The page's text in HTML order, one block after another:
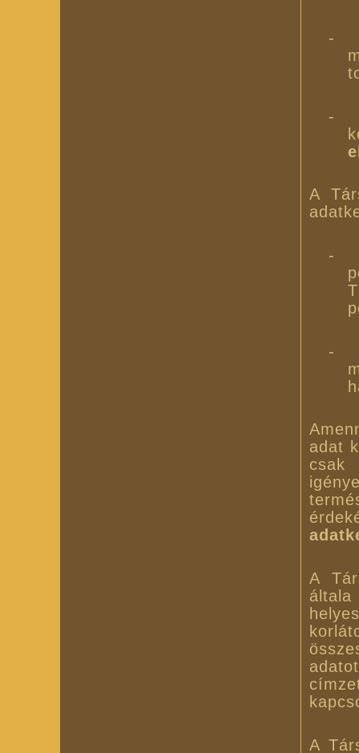
-
-
A
-
-
adat
csak
A
A